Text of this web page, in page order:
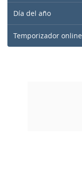
Día del año
Temporizador online